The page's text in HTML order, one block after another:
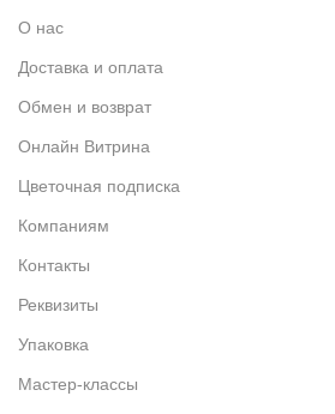
О нас
Доставка и оплата
Обмен и возврат
Онлайн Витрина
Цветочная подписка
Компаниям
Контакты
Реквизиты
Упаковка
Мастер-классы